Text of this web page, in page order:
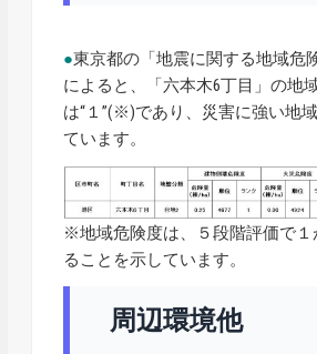
●東京都の「地震に関する地域危
によると、「六本木6丁目」の地
は“１”(※)であり、災害に強い地
ています。
※地域危険度は、５段階評価で１
ることを示しています。
周辺環境他